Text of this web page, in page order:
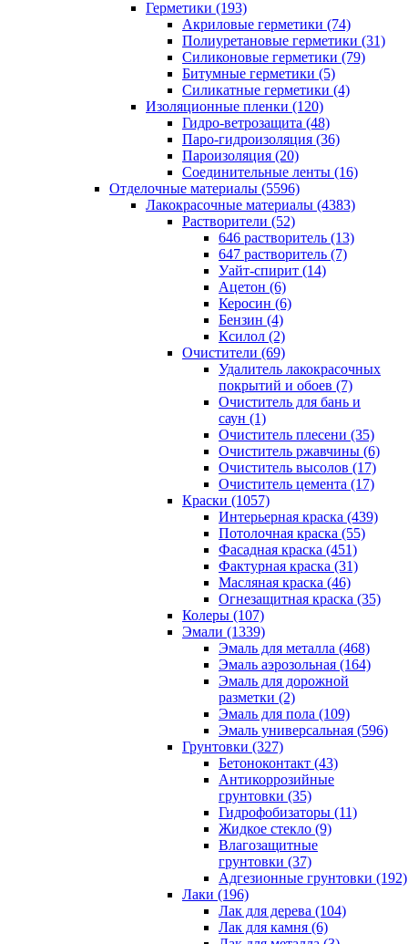
Герметики (193)
Акриловые герметики (74)
Полиуретановые герметики (31)
Силиконовые герметики (79)
Битумные герметики (5)
Силикатные герметики (4)
Изоляционные пленки (120)
Гидро-ветрозащита (48)
Паро-гидроизоляция (36)
Пароизоляция (20)
Соединительные ленты (16)
Отделочные материалы (5596)
Лакокрасочные материалы (4383)
Растворители (52)
646 растворитель (13)
647 растворитель (7)
Уайт-спирит (14)
Ацетон (6)
Керосин (6)
Бензин (4)
Ксилол (2)
Очистители (69)
Удалитель лакокрасочных
покрытий и обоев (7)
Очиститель для бань и
саун (1)
Очиститель плесени (35)
Очиститель ржавчины (6)
Очиститель высолов (17)
Очиститель цемента (17)
Краски (1057)
Интерьерная краска (439)
Потолочная краска (55)
Фасадная краска (451)
Фактурная краска (31)
Масляная краска (46)
Огнезащитная краска (35)
Колеры (107)
Эмали (1339)
Эмаль для металла (468)
Эмаль аэрозольная (164)
Эмаль для дорожной
разметки (2)
Эмаль для пола (109)
Эмаль универсальная (596)
Грунтовки (327)
Бетоноконтакт (43)
Антикоррозийные
грунтовки (35)
Гидрофобизаторы (11)
Жидкое стекло (9)
Влагозащитные
грунтовки (37)
Адгезионные грунтовки (192)
Лаки (196)
Лак для дерева (104)
Лак для камня (6)